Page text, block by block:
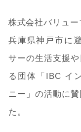
株式会社バリュー
兵庫県神戸市に
サーの生活支援
る団体「IBC イ
ニー」の活動に
た。